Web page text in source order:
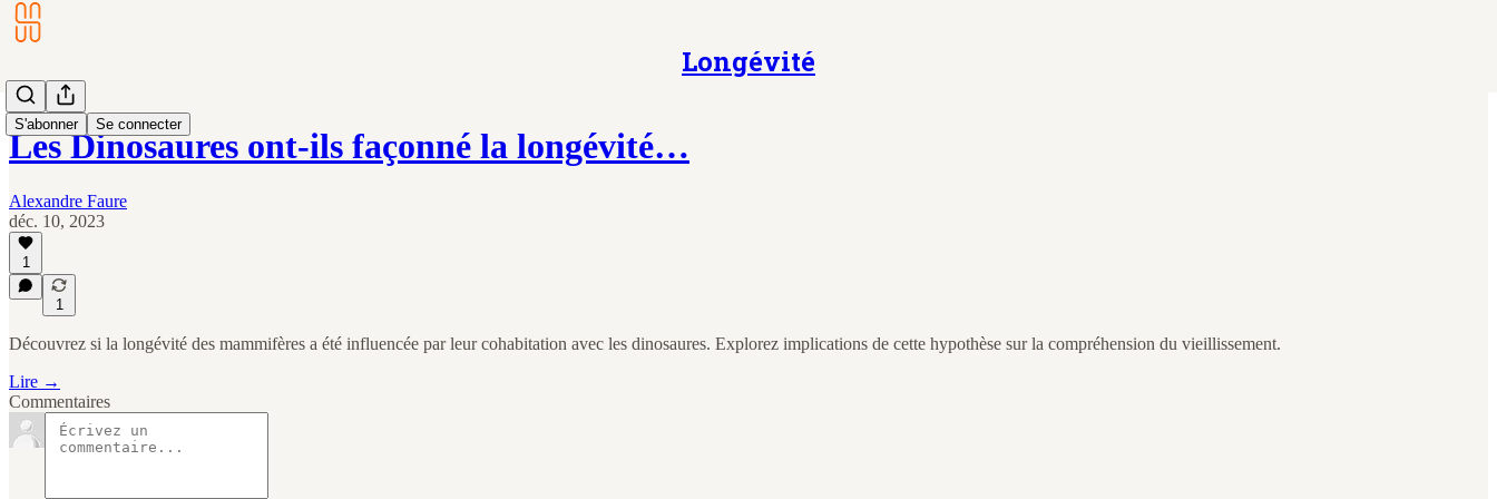
Longévité
S'abonner Se connecter
Les Dinosaures ont-ils façonné la longévité…
Alexandre Faure
déc. 10, 2023
1
1
Découvrez si la longévité des mammifères a été influencée par leur cohabitation avec les dinosaures. Explorez implications de cette hypothèse sur la compréhension du vieillissement.
Lire →
Commentaires